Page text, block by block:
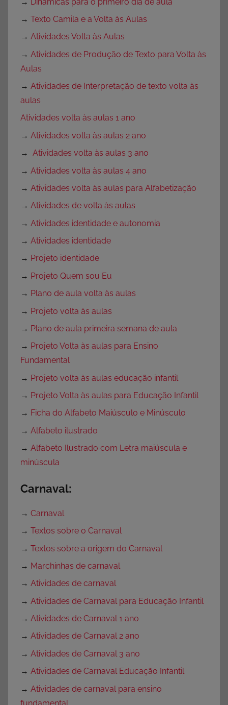
→ Texto Camila e a Volta às Aulas
→ Atividades Volta às Aulas
→ Atividades de Produção de Texto para Volta às
Aulas
→ Atividades de Interpretação de texto volta às
aulas
Atividades volta às aulas 1 ano
→ Atividades volta às aulas 2 ano
→ Atividades volta às aulas 3 ano
→ Atividades volta às aulas 4 ano
→ Atividades volta às aulas para Alfabetização
→ Atividades de volta às aulas
→ Atividades identidade e autonomia
→ Atividades identidade
→ Projeto identidade
→ Projeto Quem sou Eu
→ Plano de aula volta às aulas
→ Projeto volta às aulas
→ Plano de aula primeira semana de aula
→ Projeto Volta às aulas para Ensino
Fundamental
→ Projeto volta às aulas educação infantil
→ Projeto Volta às aulas para Educação Infantil
→ Ficha do Alfabeto Maiúsculo e Minúsculo
→ Alfabeto ilustrado
→ Alfabeto Ilustrado com Letra maiúscula e
minúscula
Carnaval:
→ Carnaval
→ Textos sobre o Carnaval
→ Textos sobre a origem do Carnaval
→ Marchinhas de carnaval
→ Atividades de carnaval
→ Atividades de Carnaval para Educação Infantil
→ Atividades de Carnaval 1 ano
→ Atividades de Carnaval 2 ano
→ Atividades de Carnaval 3 ano
→ Atividades de Carnaval Educação Infantil
→ Atividades de carnaval para ensino
fundamental